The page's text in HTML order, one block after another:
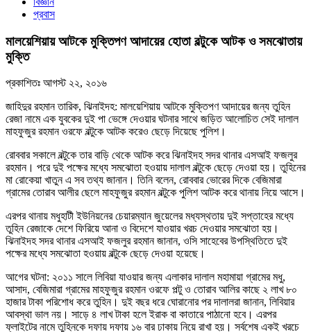
প্রবাস
মালয়েশিয়ায় আটকে মুক্তিপণ আদায়ের হোতা বল্টুকে আটক ও সমঝোতায়
মুক্তি
প্রকাশিতঃ আগস্ট ২২, ২০১৬
জাহিদুর রহমান তারিক, ঝিনাইদহ: মালয়েশিয়ায় আটকে মুক্তিপণ আদায়ের জন্য তুহিন
রেজা নামে এক যুবকের দুই পা ভেঙ্গে দেওয়ার ঘটনার সাথে জড়িত আলোচিত সেই দালাল
মাহফুজুর রহমান ওরফে বল্টুকে আটক করেও ছেড়ে দিয়েছে পুলিশ।
রোববার সকালে বল্টুকে তার বাড়ি থেকে আটক করে ঝিনাইদহ সদর থানার এসআই ফজলুর
রহমান। পরে দুই পক্ষের মধ্যে সমঝোতা হওয়ায় দালাল বল্টুকে ছেড়ে দেওয়া হয়। তুহিনের
মা রোকেয়া খাতুন এ সব তথ্য জানান। তিনি বলেন, রোববার ভোরের দিকে বেজিমারা
গ্রামের তোরাব আলীর ছেলে মাহফুজুর রহমান বল্টুকে পুলিশ আটক করে থানায় নিয়ে আসে।
এরপর থানায় মধুহাটী ইউনিয়নের চেয়ারম্যান জুয়েলের মধ্যস্থতায় দুই সপ্তাহের মধ্যে
তুহিন রেজাকে দেশে ফিরিয়ে আনা ও বিদেশে যাওয়ার খরচ দেওয়ার সমঝোতা হয়।
ঝিনাইদহ সদর থানার এসআই ফজলুর রহমান জানান, ওসি সাহেবের উপস্থিতিতে দুই
পক্ষের মধ্যে সমঝোতা হওয়ায় বল্টুকে ছেড়ে দেওয়া হয়েছে।
আগের ঘটনা: ২০১১ সালে লিবিয়া যাওয়ার জন্য এলাকার দালাল মহামায়া গ্রামের মধু,
আসাদ, বেজিমারা গ্রামের মাহফুজুর রহমান ওরফে পল্টু ও তোরাব আলির কাছে ২ লাখ ৮০
হাজার টাকা পরিশোধ করে তুহিন। দুই বছর ধরে ঘোরানোর পর দালালরা জানান, লিবিয়ার
আবস্থা ভাল নয়। সাড়ে ৪ লাখ টাকা হলে ইরাক বা কাতারে পাঠানো হবে। এরপর
ফ্লাইটের নামে তুহিনকে দফায় দফায় ১৬ বার ঢাকায় নিয়ে রাখা হয়। সর্বশেষ একই খরচে